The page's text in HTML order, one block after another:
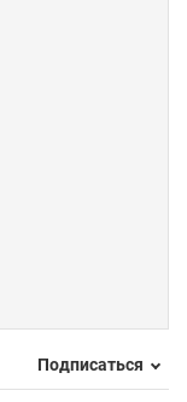
Подписаться